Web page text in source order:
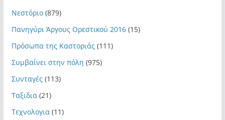
Νεστόριο(879)
Πανηγύρι Άργους Ορεστικού 2016(15)
Πρόσωπα της Καστοριάς(111)
Συμβαίνει στην πόλη (975)
Συνταγές(113)
Ταξιδια(21)
Τεχνολογια(11)